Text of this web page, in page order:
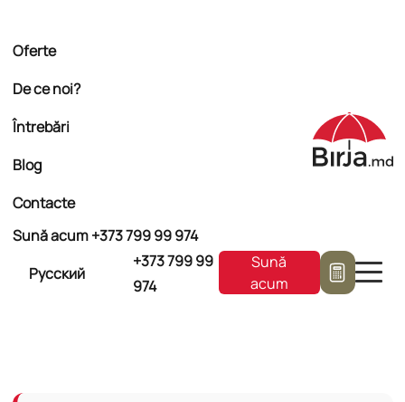
Oferte
De ce noi?
Întrebări
Blog
Contacte
Sună acum +373799 99 974
Русский
+373799 99
974
Sună
acum